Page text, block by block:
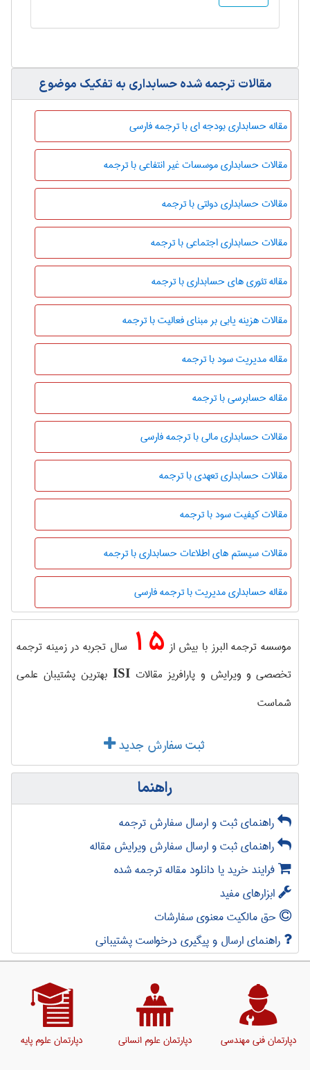
مقالات ترجمه شده حسابداری به تفکیک موضوع
مقاله حسابداری بودجه ای با ترجمه فارسی
مقالات حسابداری موسسات غیر انتفاعی با ترجمه
مقالات حسابداری دولتی با ترجمه
مقالات حسابداری اجتماعی با ترجمه
مقاله تئوری های حسابداری با ترجمه
مقالات هزینه یابی بر مبنای فعالیت با ترجمه
مقاله مدیریت سود با ترجمه
مقاله حسابرسی با ترجمه
مقالات حسابداری مالی با ترجمه فارسی
مقالات حسابداری تعهدی با ترجمه
مقالات کیفیت سود با ترجمه
مقالات سیستم های اطلاعات حسابداری با ترجمه
مقاله حسابداری مدیریت با ترجمه فارسی
موسسه ترجمه البرز با بیش از 15 سال تجربه در زمینه ترجمه
تخصصی و ویرایش و پارافریز مقالاتISI بهترین پشتیبان علمی
شماست
ثبت سفارش جدید
راهنما
راهنمای ثبت و ارسال سفارش ترجمه
راهنمای ثبت و ارسال سفارش ویرایش مقاله
فرایند خرید یا دانلود مقاله ترجمه شده
ابزارهای مفید
حق مالکیت معنوی سفارشات
راهنمای ارسال و پیگیری درخواست پشتیبانی
دپارتمان فنی مهندسی دپارتمان علوم انسانی دپارتمان علوم پایه